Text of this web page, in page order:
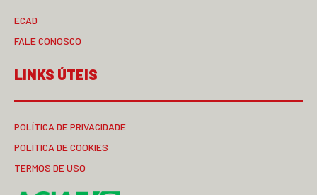
ECAD
FALE CONOSCO
LINKS ÚTEIS
POLÍTICA DE PRIVACIDADE
POLÍTICA DE COOKIES
TERMOS DE USO